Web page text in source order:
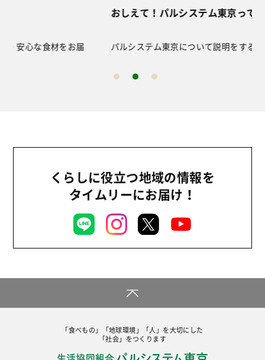
おしえて！パルシステム東京ってどんな生協？
パルシステム東京について説明をするページです。
くらしに役立つ地域の情報を
タイムリーにお届け！
「食べもの」「地球環境」「人」を大切にした
「社会」をつくります